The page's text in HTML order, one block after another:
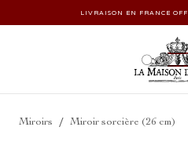
LIVRAISON EN FRANCE
Miroirs / Miroir sorcière (26 cm)